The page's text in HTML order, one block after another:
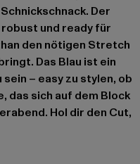
Der
und ready für
den nötigen Stretch
Das Blau ist ein
– easy zu stylen, ob
das sich auf dem Block
Hol dir den Cut,